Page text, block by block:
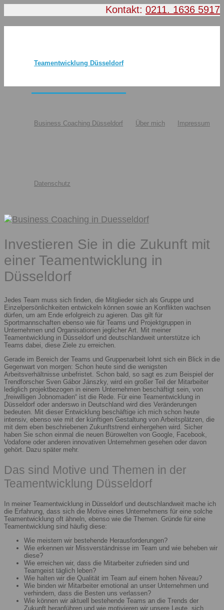
Kontakt: 0211. 1636 5917
Teamentwicklung Düsseldorf
Business Coaching Düsseldorf Über mich Impressum
Datenschutz
Investieren Sie in die Zukunft mit
einer Teamentwicklung in
Düsseldorf
Jedes Team muss sich finden, die Mitglieder sich als Gruppe und
Einzelpersönlichkeiten entwickeln können sowie an Konflikten wachsen
dürfen, um am Ende erfolgreich zu agieren. Das gilt für
Sportmannschaften ebenso wie für Teams und Projektgruppen in
Unternehmen und Organisationen jeglicher Art. Mit meiner
Teamentwicklung in Düsseldorf und deutschlandweit unterstütze ich
Teams dabei, diese Ziele zu erreichen.
Gerade im Bereich der Teams und Gruppenarbeit lohnt sich ein Blick in die
Gegenwart von morgen: Schon heute sind die wenigsten
Arbeitsverhältnisse unbefristet. Schon bald, so sagt es zum Beispiel der
Trendforscher Sven Gábor Jánszky, wird ein großer Teil der Mitarbeiter
lediglich projektbezogen in einem Unternehmen beschäftigt sein, von
„freiwilligen Jobnomaden“ ist die Rede. Für eine Teamentwicklung in
Düsseldorf oder anderswo in Deutschland wird dies Veränderungen
bedeuten. Mit dieser Entwicklung beschäftige ich mich schon heute
intensiv, ebenso wie mit der künftigen Gestaltung von Arbeitsplätzen, die
mit dem eben beschriebenen Zukunftstrend einhergehen wird. Sicher
haben Sie schon einmal die neuen Bürowelten von Google, Facebook,
Vodafone oder anderen innovativen Unternehmen gesehen oder davon
gehört. Dazu später mehr.
Das sind Motive und Themen in der
Teamentwicklung Düsseldorf
In meiner Teamentwicklung in Düsseldorf und deutschlandweit mache ich
die Erfahrung, dass sich die Motive eines Unternehmens für eine solche
Teamentwicklung oft ähneln, ebenso wie die Themen. Gründe für eine
Teamentwicklung sind häufig diese:
Wie meistern wir bestehende Herausforderungen?
Wie erkennen wir Missverständnisse im Team und wie beheben wir
diese?
Wie erreichen wir, dass die Mitarbeiter zufrieden sind und
Teamgeist täglich leben?
Wie halten wir die Qualität im Team auf einem hohen Niveau?
Wie binden wir Mitarbeiter emotional an unser Unternehmen und
verhindern, dass die Besten uns verlassen?
Wie können wir aktuell bestehende Teams an die Trends der
Zukunft heranführen und wie motivieren wir unsere Leute, sich